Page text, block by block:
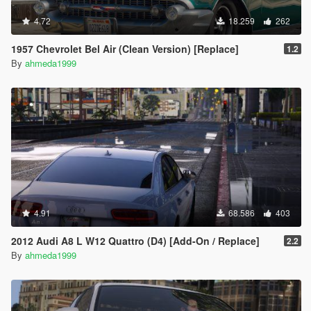
4.72 18.259 262
1957 Chevrolet Bel Air (Clean Version) [Replace] 1.2
By ahmeda1999
4.91 68.586 403
2012 Audi A8 L W12 Quattro (D4) [Add-On / Replace] 2.2
By ahmeda1999